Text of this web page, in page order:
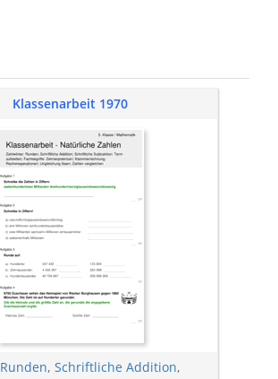
Klassenarbeit 1970
Runden, Schriftliche Addition,